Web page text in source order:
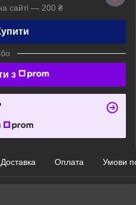
сайті — 200 ₴
з
Доставка Оплата Умови